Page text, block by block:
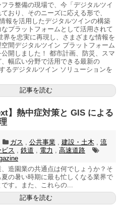
ラ整備の現場で、今「デジタルツイ
おり、そのニーズに応える形で、
報を活用したデジタルツインの構築
プラットフォームとして活用されて
界を忠実に再現し、さまざまな情報を
間デジタルツイン プラットフォーム
開しました！ 都市計画、防災、スマ
幅広い分野で活用できる最新の
るデジタルツイン ソリューションを
記事を読む
】熱中症対策と GIS による
ガス 公共事業, 建設・土木
流
ス
鉄道 電力
高速道路
造園業の共通点は何でしょうか？そ
の暑い時期に最も忙しくなる業界で
す。また、これらの...
記事を読む